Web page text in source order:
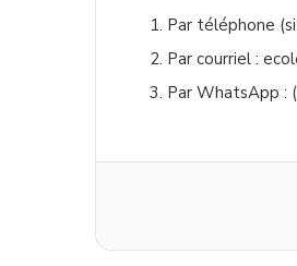
Par téléphone
Par courriel :
Par WhatsApp :